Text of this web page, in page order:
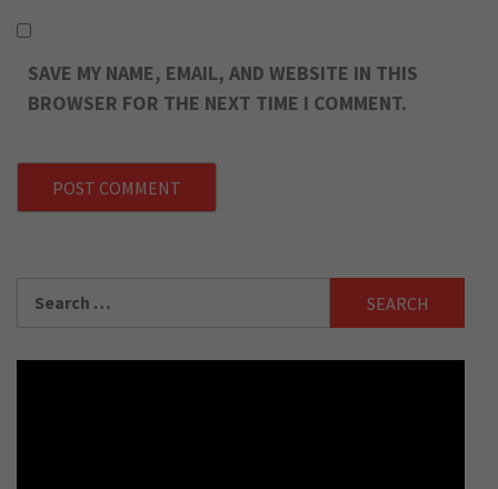
SAVE MY NAME, EMAIL, AND WEBSITE IN THIS
BROWSER FOR THE NEXT TIME I COMMENT.